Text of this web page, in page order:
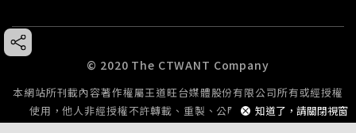
知道了，請關閉視窗
© 2020 The CTWANT Company
本網站所刊載內容著作權屬王道旺台媒體股份有限公司所有或經授權
使用，他人非經授權不許轉載、重製、公開播送或公開傳輸。